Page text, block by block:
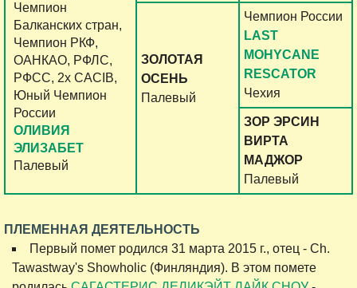
Чемпион
Балканских стран,
Чемпион РКФ,
ОАНКАО, РФЛС,
РФСС, 2x CACIB,
Юный Чемпион
России
ОЛИВИЯ
ЭЛИЗАБЕТ
Палевый
ЗОЛОТАЯ
ОСЕНЬ
Палевый
Чемпион России
LAST
MOHYCANE
RESCATOR
Чехия
ЗОР ЭРСИН
ВИРТА
МАДЖОР
Палевый
ПЛЕМЕННАЯ ДЕЯТЕЛЬНОСТЬ
Первый помет родился 31 марта 2015 г., отец - Ch.
Tawastway's Showholic (Финляндия). В этом помете